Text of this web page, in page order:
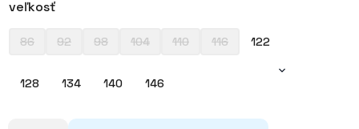
16,50€
veľkosť
86 92 98 104 110 116 122
128 134 140 146
množstvo